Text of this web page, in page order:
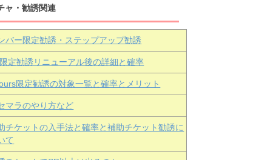
ャ・勧誘関連
バー限定勧誘・ステップアップ勧誘
限定勧誘リニューアル後の詳細と確率
限定勧誘の対象一覧と確率とメリット
マラのやり方など
チケットの入手法と確率と補助チケット勧誘に
て